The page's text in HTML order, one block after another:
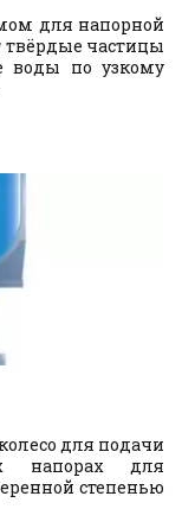
для напорной
твёрдые частицы
воды по узкому
для подачи
напорах для
степенью